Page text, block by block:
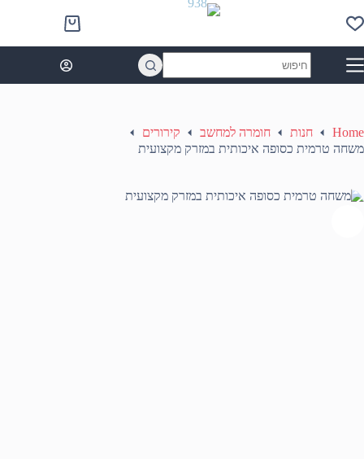
to
content
Shopping
cart
results
Home חנות חומרה למחשב
קירורים
משחה טרמית כסופה איכותית במזרק מקצועית